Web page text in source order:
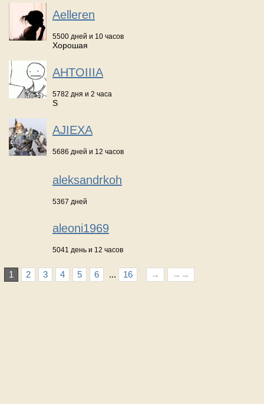
Aelleren
5500 дней и 10 часов
Хорошая
AHTOIIIA
5782 дня и 2 часа
S
AJIEXA
5686 дней и 12 часов
aleksandrkoh
5367 дней
aleoni1969
5041 день и 12 часов
1 2 3 4 5 6 ... 16 → →→